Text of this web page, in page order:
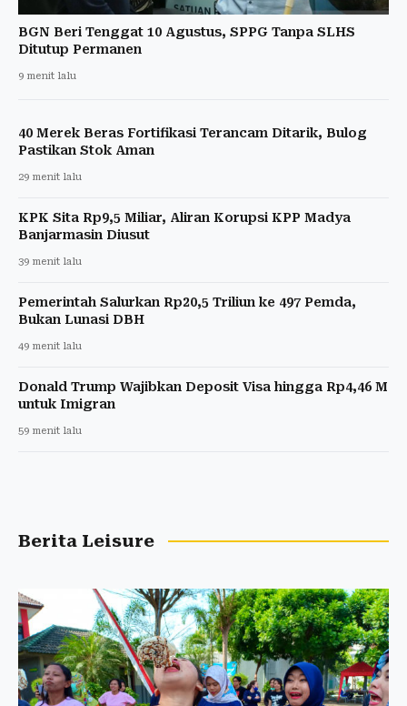
BGN Beri Tenggat 10 Agustus, SPPG Tanpa SLHS
Ditutup Permanen
9 menit lalu
40 Merek Beras Fortifikasi Terancam Ditarik, Bulog
Pastikan Stok Aman
29 menit lalu
KPK Sita Rp9,5 Miliar, Aliran Korupsi KPP Madya
Banjarmasin Diusut
39 menit lalu
Pemerintah Salurkan Rp20,5 Triliun ke 497 Pemda,
Bukan Lunasi DBH
49 menit lalu
Donald Trump Wajibkan Deposit Visa hingga Rp4,46 M
untuk Imigran
59 menit lalu
Berita Leisure